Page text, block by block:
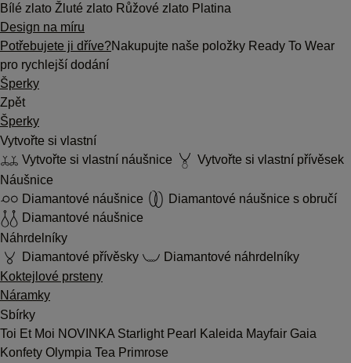
Bílé zlato Žluté zlato Růžové zlato Platina
Design na míru
Potřebujete ji dříve?Nakupujte naše položky Ready To Wear
pro rychlejší dodání
Šperky
Zpět
Šperky
Vytvořte si vlastní
Vytvořte si vlastní náušnice
Vytvořte si vlastní přívěsek
Náušnice
Diamantové náušnice
Diamantové náušnice s obručí
Diamantové náušnice
Náhrdelníky
Diamantové přívěsky
Diamantové náhrdelníky
Koktejlové prsteny
Náramky
Sbírky
Toi Et Moi NOVINKA Starlight Pearl Kaleida Mayfair Gaia
Konfety Olympia Tea Primrose